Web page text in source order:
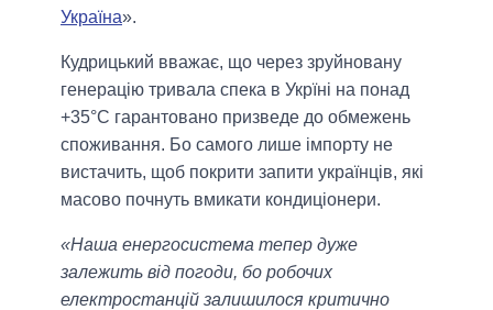
Україна».
Кудрицький вважає, що через зруйновану
генерацію тривала спека в Укрїні на понад
+35°C гарантовано призведе до обмежень
споживання. Бо самого лише імпорту не
вистачить, щоб покрити запити українців, які
масово почнуть вмикати кондиціонери.
«Наша енергосистема тепер дуже
залежить від погоди, бо робочих
електростанцій залишилося критично